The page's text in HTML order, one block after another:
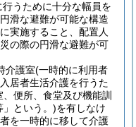
うために十分な幅員を
滑な避難が可能な構造
実施すること、配置人
の際の円滑な避難が可
介護室(一時的に利用者
居者生活介護を行うた
、便所、食堂及び機能訓
」という。)を有しなけ
を一時的に移して介護